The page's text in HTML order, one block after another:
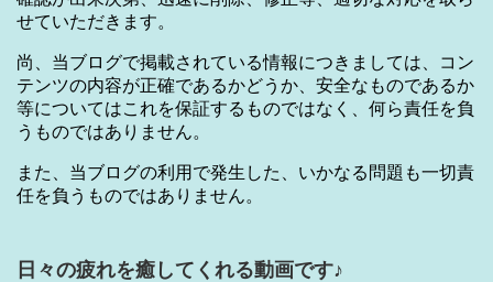
せていただきます。
尚、当ブログで掲載されている情報につきましては、コン
テンツの内容が正確であるかどうか、安全なものであるか
等についてはこれを保証するものではなく、何ら責任を負
うものではありません。
また、当ブログの利用で発生した、いかなる問題も一切責
任を負うものではありません。
日々の疲れを癒してくれる動画です♪